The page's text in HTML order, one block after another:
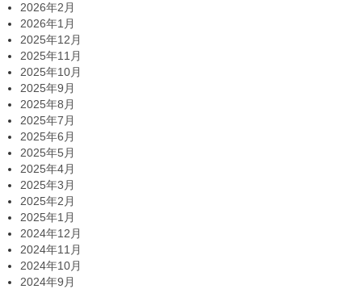
2026年2月
2026年1月
2025年12月
2025年11月
2025年10月
2025年9月
2025年8月
2025年7月
2025年6月
2025年5月
2025年4月
2025年3月
2025年2月
2025年1月
2024年12月
2024年11月
2024年10月
2024年9月